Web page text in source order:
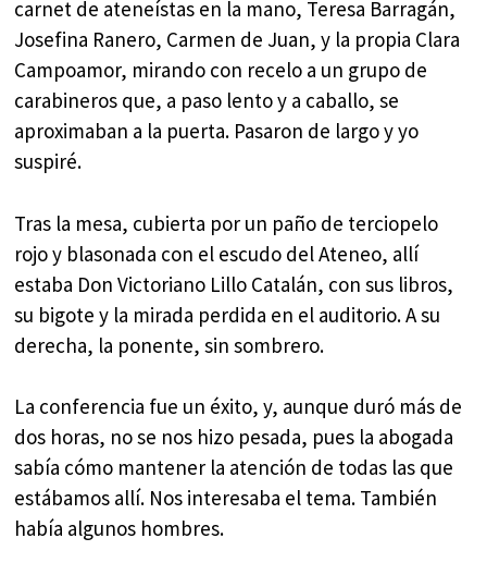
carnet de ateneístas en la mano, Teresa Barragán,
Josefina Ranero, Carmen de Juan, y la propia Clara
Campoamor, mirando con recelo a un grupo de
carabineros que, a paso lento y a caballo, se
aproximaban a la puerta. Pasaron de largo y yo
suspiré.
Tras la mesa, cubierta por un paño de terciopelo
rojo y blasonada con el escudo del Ateneo, allí
estaba Don Victoriano Lillo Catalán, con sus libros,
su bigote y la mirada perdida en el auditorio. A su
derecha, la ponente, sin sombrero.
La conferencia fue un éxito, y, aunque duró más de
dos horas, no se nos hizo pesada, pues la abogada
sabía cómo mantener la atención de todas las que
estábamos allí. Nos interesaba el tema. También
había algunos hombres.